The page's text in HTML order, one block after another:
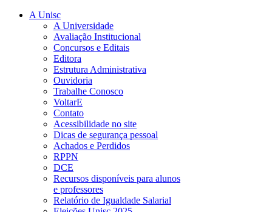
A Unisc
A Universidade
Avaliação Institucional
Concursos e Editais
Editora
Estrutura Administrativa
Ouvidoria
Trabalhe Conosco
VoltarE
Contato
Acessibilidade no site
Dicas de segurança pessoal
Achados e Perdidos
RPPN
DCE
Recursos disponíveis para alunos
e professores
Relatório de Igualdade Salarial